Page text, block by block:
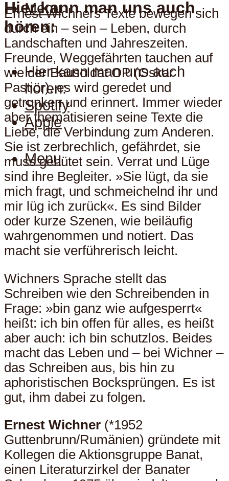
Menu
Hier kann man uns auch
hören:
Hier kann man uns auch
hören:
Spotify
Apple
Menu
Ernest Wichners Texte bewegen sich
durch ein – sein – Leben, durch
Landschaften und Jahreszeiten.
Freunde, Weggefährten tauchen auf
wie der Bausoldat OP (Oskar
Pastior), es wird geredet und
getrunken und erinnert. Immer wieder
aber thematisieren seine Texte die
Liebe, die Verbindung zum Anderen.
Sie ist zerbrechlich, gefährdet, sie
muss gehütet sein. Verrat und Lüge
sind ihre Begleiter. »Sie lügt, da sie
mich fragt, und schmeichelnd ihr und
mir lüg ich zurück«. Es sind Bilder
oder kurze Szenen, wie beiläufig
wahrgenommen und notiert. Das
macht sie verführerisch leicht.
Wichners Sprache stellt das
Schreiben wie den Schreibenden in
Frage: »bin ganz wie aufgesperrt«
heißt: ich bin offen für alles, es heißt
aber auch: ich bin schutzlos. Beides
macht das Leben und – bei Wichner –
das Schreiben aus, bis hin zu
aphoristischen Bocksprüngen. Es ist
gut, ihm dabei zu folgen.
Ernest Wichner (*1952
Guttenbrunn/Rumänien) gründete mit
Kollegen die Aktionsgruppe Banat,
einen Literaturzirkel der Banater